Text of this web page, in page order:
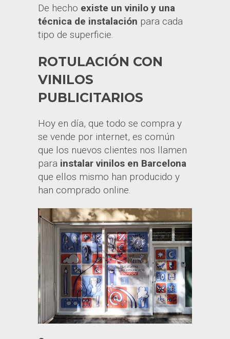
De hecho existe un vinilo y una
técnica de instalación para cada
tipo de superficie.
ROTULACIÓN CON
VINILOS
PUBLICITARIOS
Hoy en día, que todo se compra y
se vende por internet, es común
que los nuevos clientes nos llamen
para instalar vinilos en Barcelona
que ellos mismo han producido y
han comprado online.